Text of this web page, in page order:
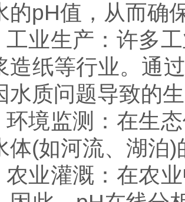
的pH值，从而确
生产：许多工
造纸等行业。通
水质问题导致的
监测：在生态
体(如河流、湖泊
灌溉：在农业